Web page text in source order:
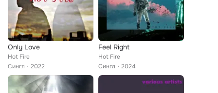
Only Love
Hot Fire
Сингл
2022
Feel Right
Hot Fire
Сингл
2024